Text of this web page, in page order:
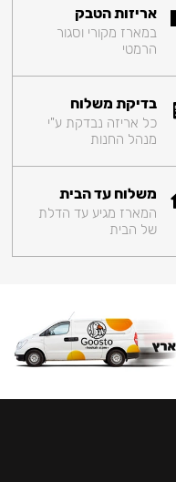
אריזות הטבק
במארז מקורי וסגור
הרמטי
בדיקת משלוח
כל אריזה נבדקת ע"י
מנהל החנות
משלוח עד הבית
המארז מגיע עד הדלת
של הבית